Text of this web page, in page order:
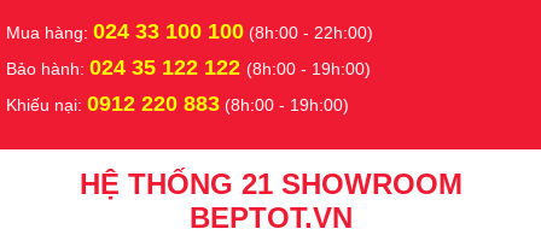
Mua hàng: 024 33 100 100 (8h:00 - 22h:00)
Bảo hành: 024 35 122 122 (8h:00 - 19h:00)
Khiếu nại: 0912 220 883 (8h:00 - 19h:00)
HỆ THỐNG 21 SHOWROOM
BEPTOT.VN